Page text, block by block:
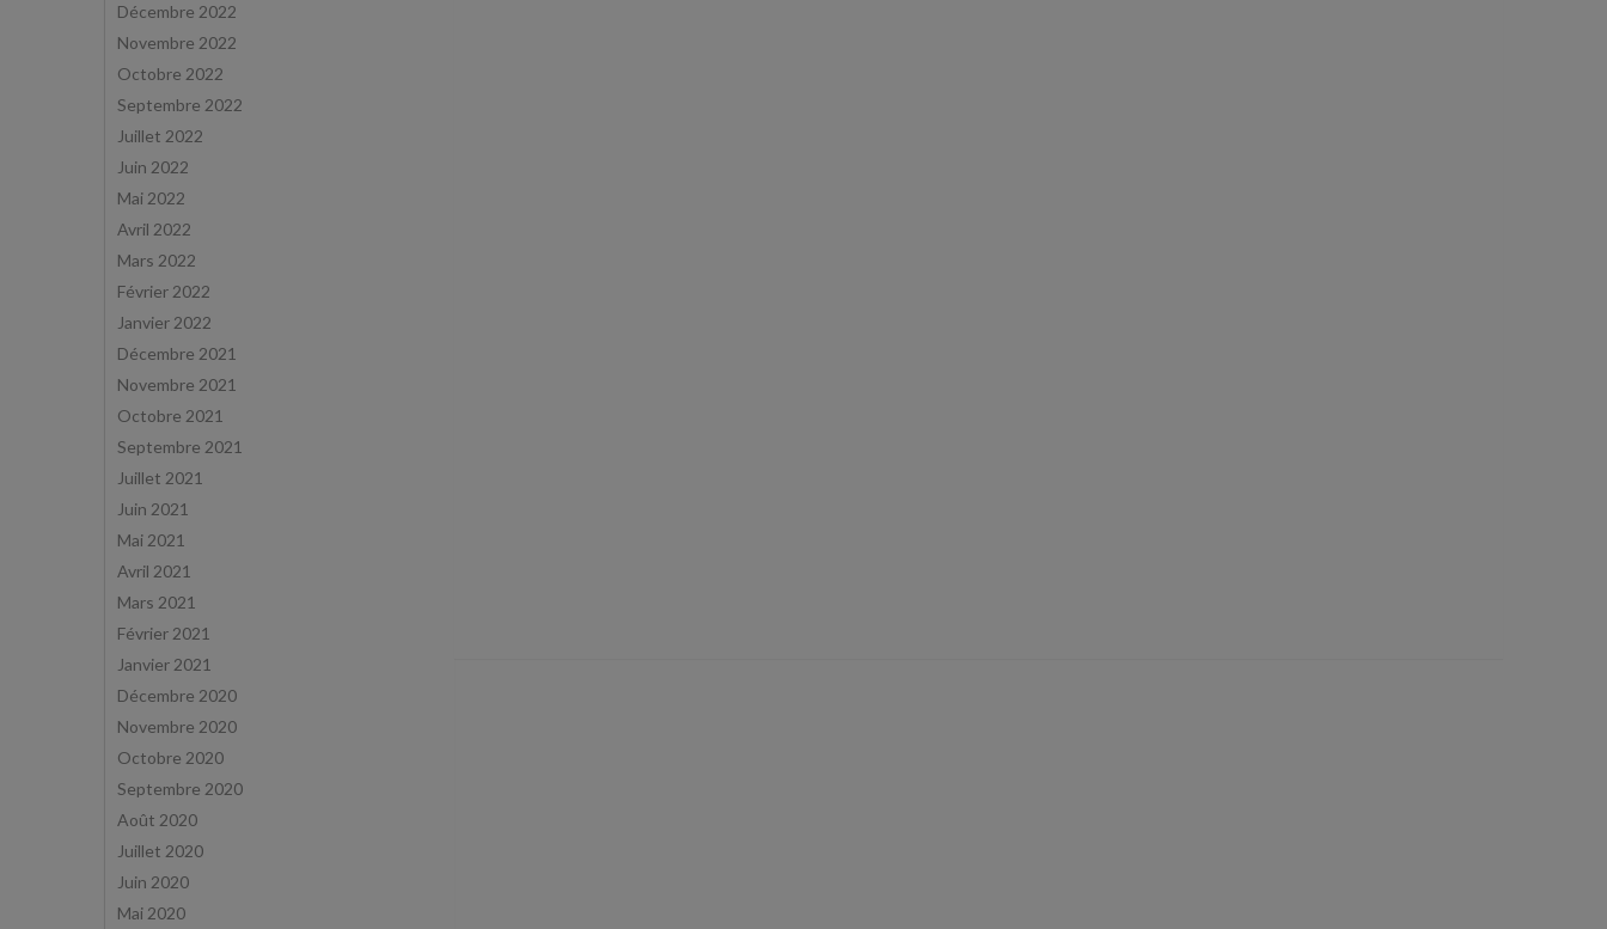
Décembre 2022
Novembre 2022
Octobre 2022
Septembre 2022
Juillet 2022
Juin 2022
Mai 2022
Avril 2022
Mars 2022
Février 2022
Janvier 2022
Décembre 2021
Novembre 2021
Octobre 2021
Septembre 2021
Juillet 2021
Juin 2021
Mai 2021
Avril 2021
Mars 2021
Février 2021
Janvier 2021
Décembre 2020
Novembre 2020
Octobre 2020
Septembre 2020
Août 2020
Juillet 2020
Juin 2020
Mai 2020